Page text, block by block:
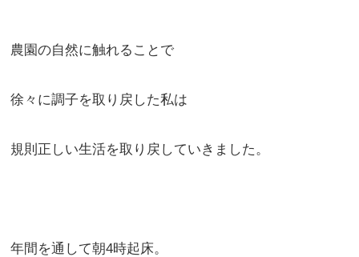
農園の自然に触れることで
徐々に調子を取り戻した私は
規則正しい生活を取り戻していきました。
年間を通して朝4時起床。